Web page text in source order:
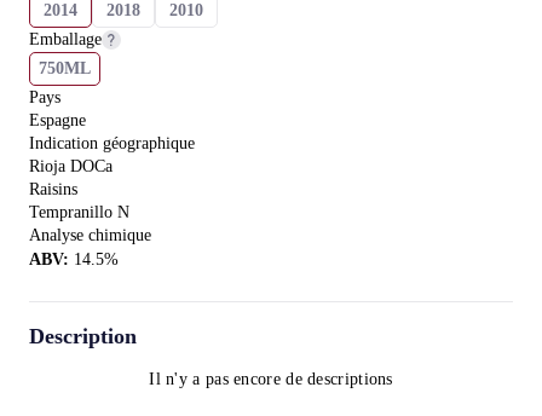
2014
2018
2010
Emballage
750ML
Pays
Espagne
Indication géographique
Rioja DOCa
Raisins
Tempranillo N
Analyse chimique
ABV: 14.5%
Description
Il n'y a pas encore de descriptions